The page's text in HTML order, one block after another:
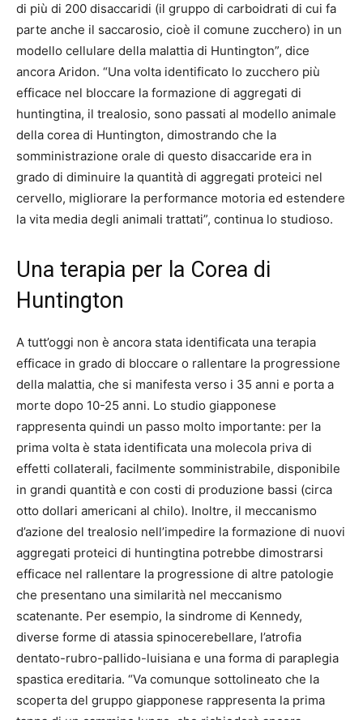
di più di 200 disaccaridi (il gruppo di carboidrati di cui fa
parte anche il saccarosio, cioè il comune zucchero) in un
modello cellulare della malattia di Huntington”, dice
ancora Aridon. “Una volta identificato lo zucchero più
efficace nel bloccare la formazione di aggregati di
huntingtina, il trealosio, sono passati al modello animale
della corea di Huntington, dimostrando che la
somministrazione orale di questo disaccaride era in
grado di diminuire la quantità di aggregati proteici nel
cervello, migliorare la performance motoria ed estendere
la vita media degli animali trattati”, continua lo studioso.
Una terapia per la Corea di
Huntington
A tutt’oggi non è ancora stata identificata una terapia
efficace in grado di bloccare o rallentare la progressione
della malattia, che si manifesta verso i 35 anni e porta a
morte dopo 10-25 anni. Lo studio giapponese
rappresenta quindi un passo molto importante: per la
prima volta è stata identificata una molecola priva di
effetti collaterali, facilmente somministrabile, disponibile
in grandi quantità e con costi di produzione bassi (circa
otto dollari americani al chilo). Inoltre, il meccanismo
d’azione del trealosio nell’impedire la formazione di nuovi
aggregati proteici di huntingtina potrebbe dimostrarsi
efficace nel rallentare la progressione di altre patologie
che presentano una similarità nel meccanismo
scatenante. Per esempio, la sindrome di Kennedy,
diverse forme di atassia spinocerebellare, l’atrofia
dentato-rubro-pallido-luisiana e una forma di paraplegia
spastica ereditaria. “Va comunque sottolineato che la
scoperta del gruppo giapponese rappresenta la prima